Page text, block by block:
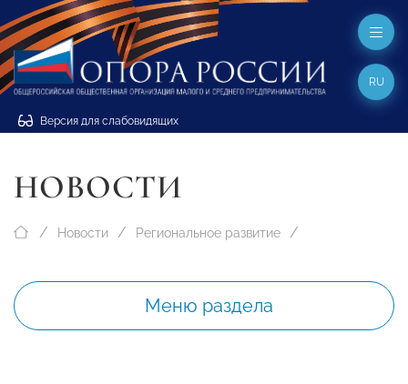
Версия для слабовидящих
RU
НОВОСТИ
Новости Региональное развитие
Меню раздела